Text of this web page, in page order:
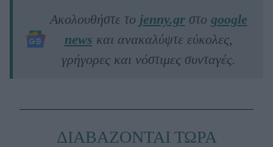
Ακολουθήστε το jenny.grστο google
news και ανακαλύψτε εύκολες,
γρήγορες και νόστιμες συνταγές.
ΔΙΑΒΑΖΟΝΤΑΙ ΤΩΡΑ